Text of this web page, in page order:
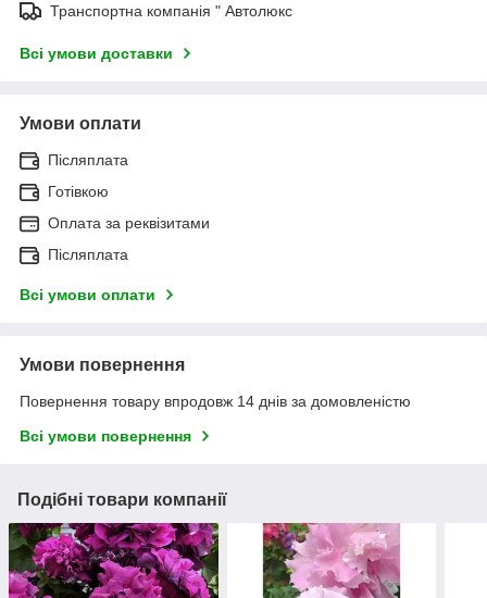
Транспортна компанія " Автолюкс
Всі умови доставки
Умови оплати
Післяплата
Готівкою
Оплата за реквізитами
Післяплата
Всі умови оплати
Умови повернення
Повернення товару впродовж 14 днів за домовленістю
Всі умови повернення
Подібні товари компанії